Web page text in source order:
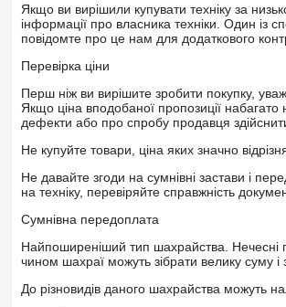
Якщо ви вирішили купувати техніку за
інформації про власника техніки. Один із
повідомте про це нам для додаткового
Перевірка ціни
Перш ніж ви вирішите зробити покупку,
Якщо ціна вподобаної пропозиції
дефекти або про спробу продавця здійснити
Не купуйте товари, ціна яких значно
Не давайте згоди на сумнівні застави і
на техніку, перевіряйте справжність
Сумнівна передоплата
Найпоширеніший тип шахрайства. Нечесні
чином шахраї можуть зібрати велику суму і
До різновидів даного шахрайства можуть